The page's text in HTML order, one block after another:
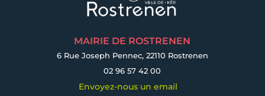
MAIRIE DE ROSTRENEN
6 Rue Joseph Pennec, 22110 Rostrenen
02 96 57 42 00
Envoyez-nous un email